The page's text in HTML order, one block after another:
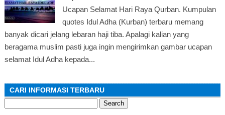
Ucapan Selamat Hari Raya Qurban. Kumpulan
quotes Idul Adha (Kurban) terbaru memang
banyak dicari jelang lebaran haji tiba. Apalagi kalian yang
beragama muslim pasti juga ingin mengirimkan gambar ucapan
selamat Idul Adha kepada...
CARI INFORMASI TERBARU
for: